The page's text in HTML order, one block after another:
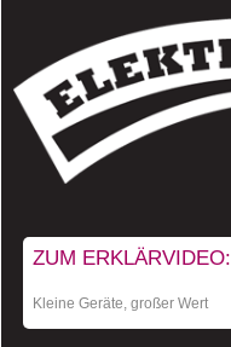
ZUM ERKLÄRVIDEO:
Kleine Geräte, großer Wert